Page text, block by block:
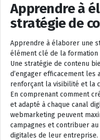
Apprendre à
stratégie de
Apprendre à élaborer une
élément clé de la
Une stratégie de contenu
d’engager efficacement les
renforçant la visibilité et la
En comprenant comment
et adapté à chaque canal
webmarketing peuvent
campagnes et contribuer
digitales de leur entreprise.